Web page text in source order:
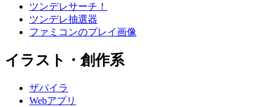
ツンデレサーチ！
ツンデレ抽選器
ファミコンのプレイ画像
イラスト・創作系
ザパイラ
Webアプリ